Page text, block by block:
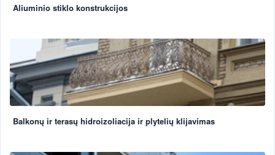
Aliuminio stiklo konstrukcijos
Balkonų ir terasų hidroizoliacija ir plytelių klijavimas